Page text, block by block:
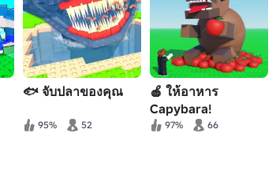
🐟 จับปลาของคุณ
95% 52
🍎 ให้อาหาร
Capybara!
97% 66